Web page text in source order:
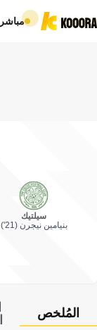
مباشر
سيلتيك
بنيامين نيجرن (21')
المُلخص